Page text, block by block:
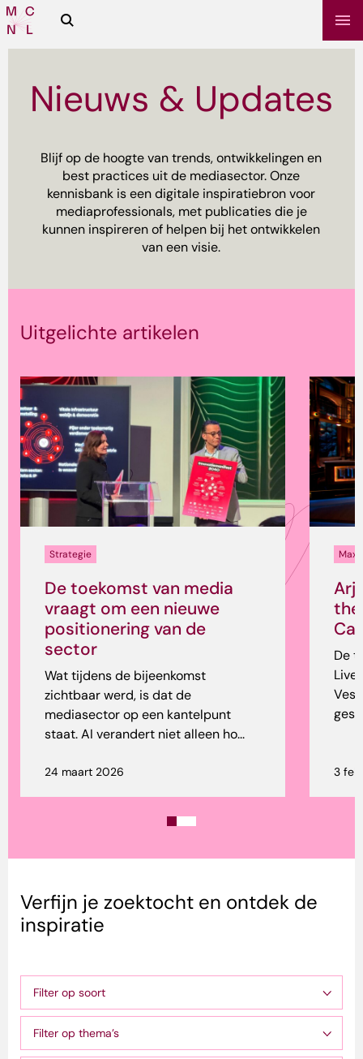
Media
Campus
Zoeken
Nieuws & Updates
Blijf op de hoogte van trends, ontwikkelingen en
best practices uit de mediasector. Onze
kennisbank is een digitale inspiratiebron voor
mediaprofessionals, met publicaties die je
kunnen inspireren of helpen bij het ontwikkelen
van een visie.
Uitgelichte artikelen
Strategie
De toekomst van media
vraagt om een nieuwe
positionering van de
sector
Wat tijdens de bijeenkomst
zichtbaar werd, is dat de
mediasector op een kantelpunt
staat. AI verandert niet alleen ho...
24 maart 2026
Max
De
Live
3
Verfijn je zoektocht en ontdek de
inspiratie
Filter op soort
Filter op thema’s